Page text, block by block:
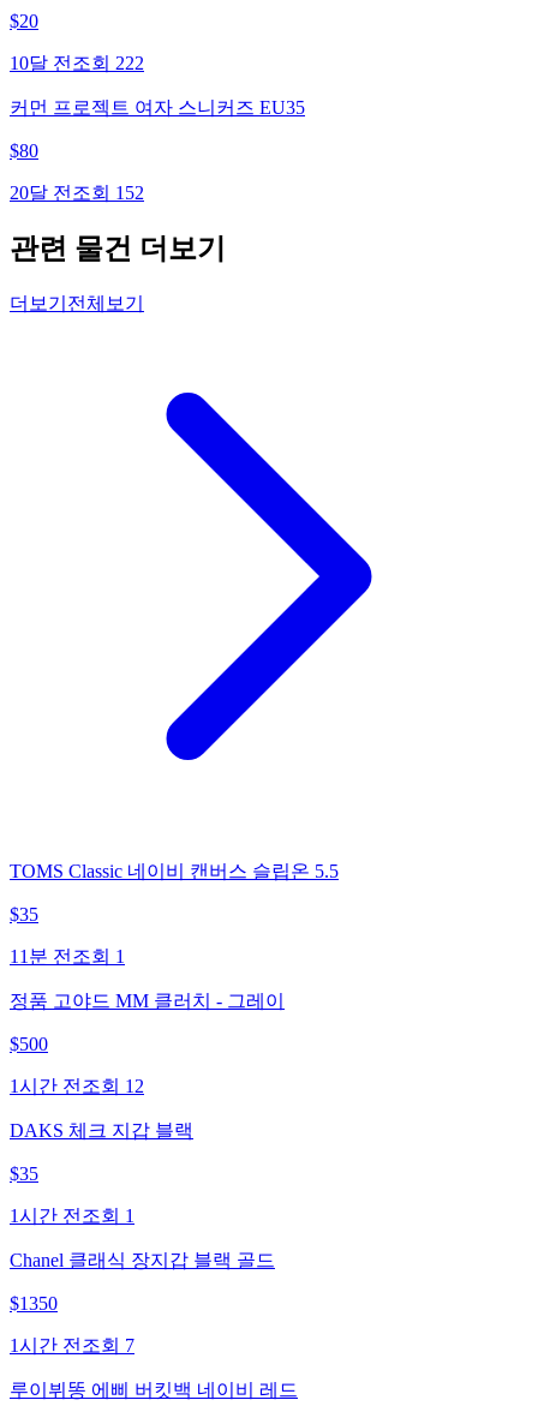
$20
10달 전 조회 222
커먼 프로젝트 여자 스니커즈 EU35
$80
20달 전 조회 152
관련 물건 더보기
더보기 전체보기
TOMS Classic 네이비 캔버스 슬립온 5.5
$35
11분 전 조회 1
정품 고야드 MM 클러치 - 그레이
$500
1시간 전 조회 12
DAKS 체크 지갑 블랙
$35
1시간 전 조회 1
Chanel 클래식 장지갑 블랙 골드
$1350
1시간 전 조회 7
루이뷔똥 에삐 버킷백 네이비 레드